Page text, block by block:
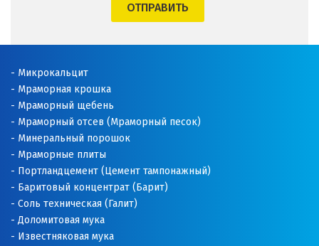
ОТПРАВИТЬ
Микрокальцит
Мраморная крошка
Мраморный щебень
Мраморный отсев (Мраморный песок)
Минеральный порошок
Мраморные плиты
Портландцемент (Цемент тампонажный)
Баритовый концентрат (Барит)
Соль техническая (Галит)
Доломитовая мука
Известняковая мука